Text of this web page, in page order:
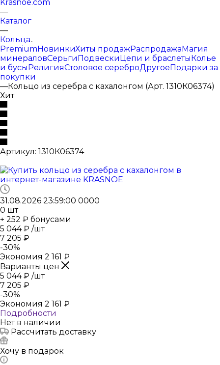
Krasnoe.com
—
Каталог
—
Кольца
PremiumНовинкиХиты продажРаспродажаМагия
минераловСерьгиПодвескиЦепи и браслетыКолье
и бусыРелигияСтоловое сереброДругоеПодарки за
покупки
—Кольцо из серебра с кахалонгом (Арт. 1310К06374)
Хит
Артикул: 1310К06374
31.08.2026 23:59:00 0000
0 шт
+ 252 ₽ бонусами
5 044₽ /шт
7 205 ₽
-30%
Экономия 2 161 ₽
Варианты цен
5 044₽ /шт
7 205 ₽
-30%
Экономия 2 161 ₽
Подробности
Нет в наличии
Рассчитать доставку
Хочу в подарок